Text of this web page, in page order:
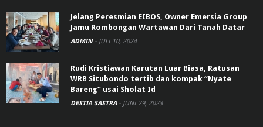
Jelang Peresmian EIBOS, Owner Emersia Group
Jamu Rombongan Wartawan Dari Tanah Datar
ADMIN - JULI 10, 2024
Rudi Kristiawan Karutan Luar Biasa, Ratusan
WRB Situbondo tertib dan kompak “Nyate
Bareng” usai Sholat Id
DESTIA SASTRA - JUNI 29, 2023